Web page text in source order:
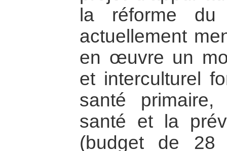
la réforme
actuellement
en œuvre un
et interculturel
santé
santé et la
(budget de 28